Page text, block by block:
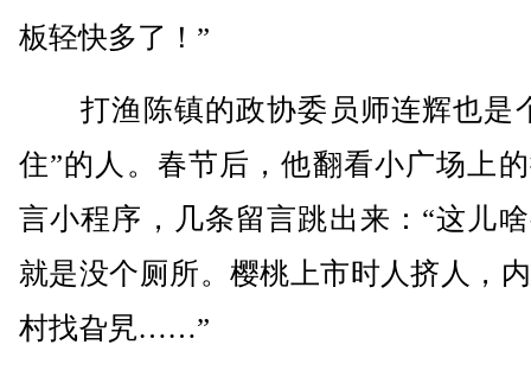
板轻快多了！”
打渔陈镇的政协委员师连辉也是
住”的人。春节后，他翻看小广场上
言小程序，几条留言跳出来：“这儿
就是没个厕所。樱桃上市时人挤人，
村找旮旯……”